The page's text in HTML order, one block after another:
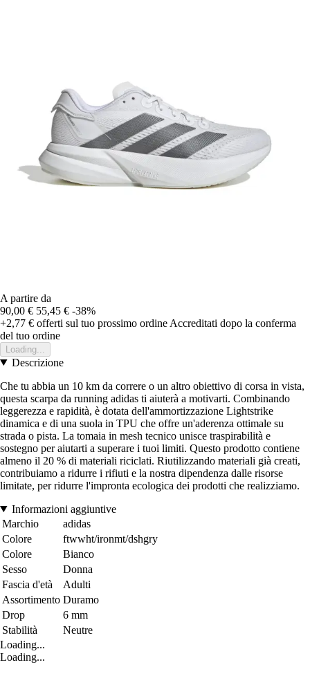
A partire da
90,00 € 55,45 € -38%
+2,77 € offerti sul tuo prossimo ordine Accreditati dopo la conferma
del tuo ordine
Loading...
Descrizione
Che tu abbia un 10 km da correre o un altro obiettivo di corsa in vista,
questa scarpa da running adidas ti aiuterà a motivarti. Combinando
leggerezza e rapidità, è dotata dell'ammortizzazione Lightstrike
dinamica e di una suola in TPU che offre un'aderenza ottimale su
strada o pista. La tomaia in mesh tecnico unisce traspirabilità e
sostegno per aiutarti a superare i tuoi limiti. Questo prodotto contiene
almeno il 20 % di materiali riciclati. Riutilizzando materiali già creati,
contribuiamo a ridurre i rifiuti e la nostra dipendenza dalle risorse
limitate, per ridurre l'impronta ecologica dei prodotti che realizziamo.
Informazioni aggiuntive
Marchio
adidas
Colore
ftwwht/ironmt/dshgry
Colore
Bianco
Sesso
Donna
Fascia d'età
Adulti
Assortimento Duramo
Drop
6 mm
Stabilità
Neutre
Loading...
Loading...